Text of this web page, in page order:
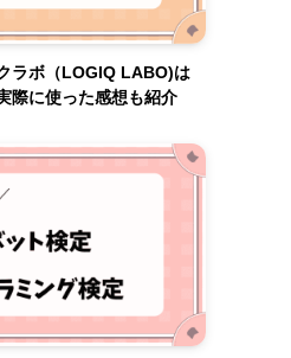
ラボ（LOGIQ LABO)は
際に使った感想も紹介